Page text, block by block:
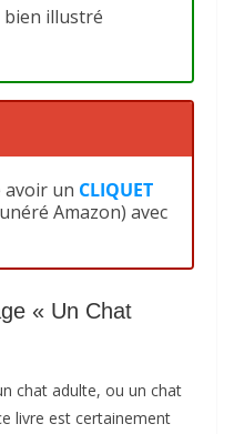
bien illustré
avoir un CLIQUET
Amazon) avec
« Un Chat
chat adulte, ou un chat
livre est certainement